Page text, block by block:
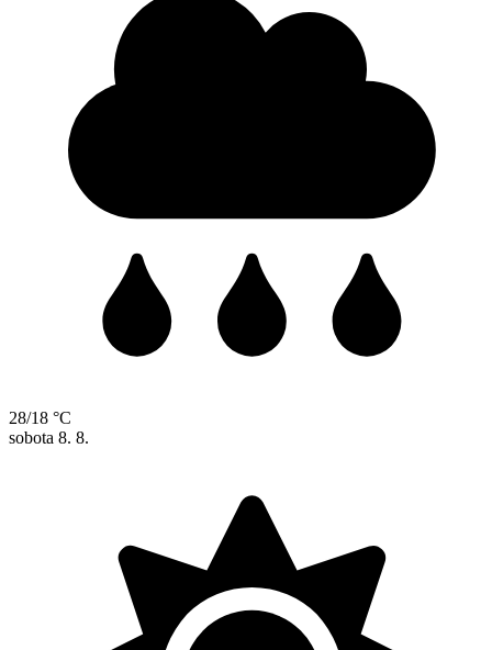
28/18 °C
sobota 8. 8.